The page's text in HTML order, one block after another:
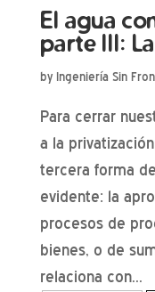
El agua
parte III:
by Ingeniería Sin
Para cerrar
a la
tercera forma
evidente: la
procesos de
bienes, o de
relaciona con...